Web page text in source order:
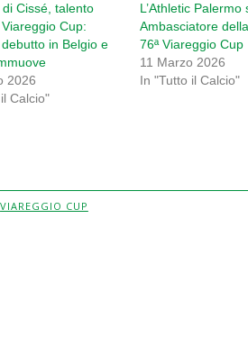
Cissé, talento
Cup:
in Belgio e
2026
Calcio"
L’Athletic Palermo
Ambasciatore
76ª Viareggio Cup
11 Marzo 2026
In "Tutto il Calcio"
VIAREGGIO CUP
navigation